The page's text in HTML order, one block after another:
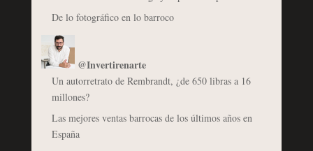
De lo fotográfico en lo barroco
@Invertirenarte
Un autorretrato de Rembrandt, ¿de 650 libras a 16
millones?
Las mejores ventas barrocas de los últimos años en
España